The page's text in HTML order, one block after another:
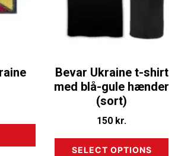
Bevar Ukraine t-shirt
med blå-gule hænder
(sort)
150 kr.
SELECT OPTIONS